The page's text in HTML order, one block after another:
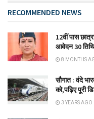
RECOMMENDED NEWS
12वीं पास
आवेदन 30
8 MONTHS
सौगात : वंदे
को,पढ़िए पूरी
3 YEARS AGO